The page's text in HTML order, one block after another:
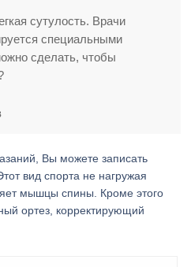
сутулость. Врачи
специальными
сделать, чтобы
Вы можете записать
вид спорта не нагружая
мышцы спины. Кроме этого
ортез, корректирующий